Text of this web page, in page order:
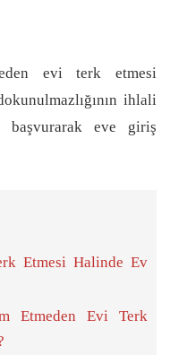
evi terk etmesi
ihlali
başvurarak eve giriş
Etmesi Halinde Ev
Etmeden Evi Terk